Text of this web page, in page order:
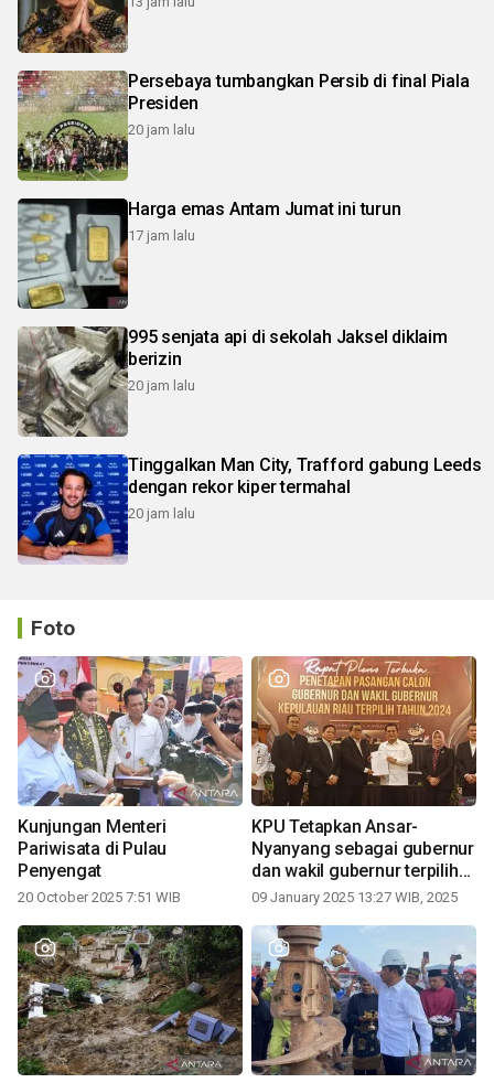
Persebaya tumbangkan Persib di final Piala
Presiden
20 jam lalu
Harga emas Antam Jumat ini turun
17 jam lalu
995 senjata api di sekolah Jaksel diklaim
berizin
20 jam lalu
Tinggalkan Man City, Trafford gabung Leeds
dengan rekor kiper termahal
20 jam lalu
Foto
Kunjungan Menteri
Pariwisata di Pulau
Penyengat
20 October 2025 7:51 WIB
KPU Tetapkan Ansar-
Nyanyang sebagai gubernur
dan wakil gubernur terpilih
periode 2025-2030
09 January 2025 13:27 WIB, 2025